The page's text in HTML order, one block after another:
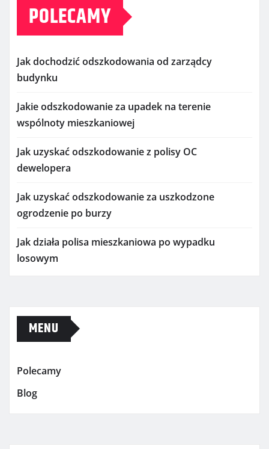
POLECAMY
Jak dochodzić odszkodowania od zarządcy
budynku
Jakie odszkodowanie za upadek na terenie
wspólnoty mieszkaniowej
Jak uzyskać odszkodowanie z polisy OC
dewelopera
Jak uzyskać odszkodowanie za uszkodzone
ogrodzenie po burzy
Jak działa polisa mieszkaniowa po wypadku
losowym
MENU
Polecamy
Blog